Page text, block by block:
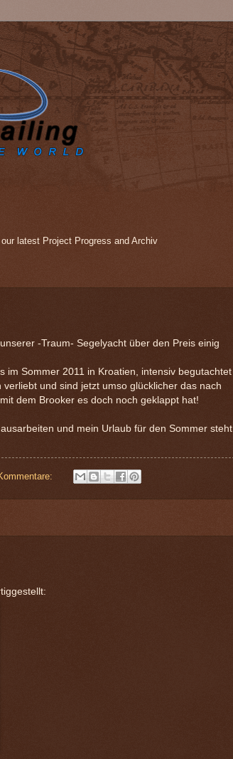
latest Project Progress and Archiv
-Traum- Segelyacht über den Preis einig
im Sommer 2011 in Kroatien, intensiv begutachtet
und sind jetzt umso glücklicher das nach
dem Brooker es doch noch geklappt hat!
und mein Urlaub für den Sommer steht